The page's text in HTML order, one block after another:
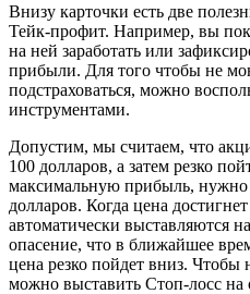
Внизу карточки есть две
Тейк-профит. Например, вы
на ней заработать или
прибыли. Для того чтобы не
подстраховаться, можно
инструментами.
Допустим, мы считаем, что
100 долларов, а затем резко
максимальную прибыль, нужно
долларов. Когда цена
автоматически выставляются
опасение, что в ближайшее
цена резко пойдет вниз. Чтобы
можно выставить Стоп-лосс на